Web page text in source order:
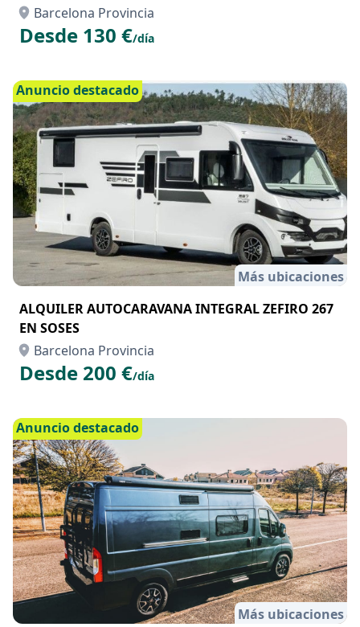
Barcelona Provincia
Desde 130 €/día
Anuncio destacado
Más ubicaciones
ALQUILER AUTOCARAVANA INTEGRAL ZEFIRO 267
EN SOSES
Barcelona Provincia
Desde 200 €/día
Anuncio destacado
Más ubicaciones